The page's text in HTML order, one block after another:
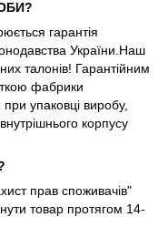
гарантія
України.Наш
талонів! Гарантійним
фабрики
упаковці виробу,
корпусу
прав споживачів"
товар протягом 14-